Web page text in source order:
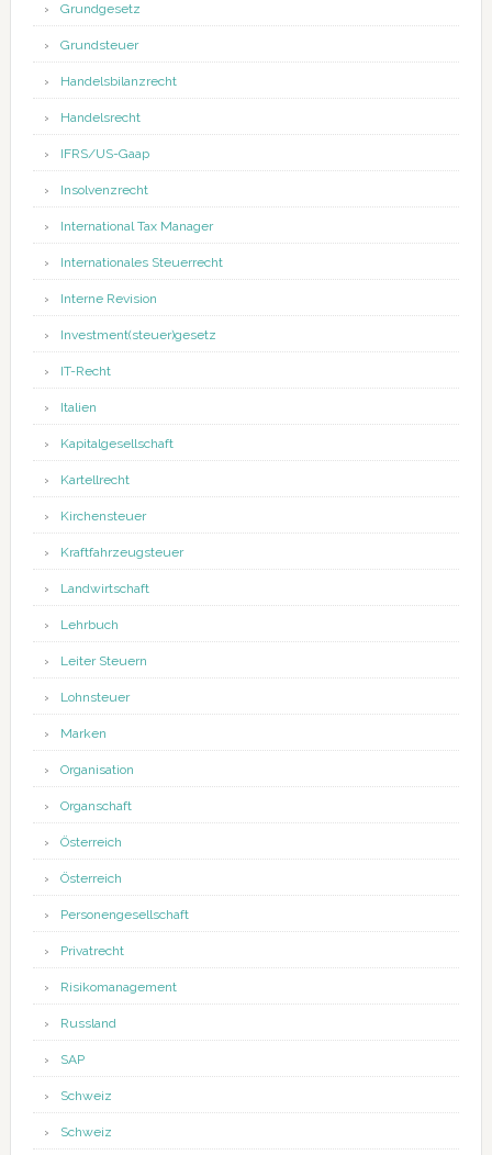
Grundgesetz
Grundsteuer
Handelsbilanzrecht
Handelsrecht
IFRS/US-Gaap
Insolvenzrecht
International Tax Manager
Internationales Steuerrecht
Interne Revision
Investment(steuer)gesetz
IT-Recht
Italien
Kapitalgesellschaft
Kartellrecht
Kirchensteuer
Kraftfahrzeugsteuer
Landwirtschaft
Lehrbuch
Leiter Steuern
Lohnsteuer
Marken
Organisation
Organschaft
Österreich
Österreich
Personengesellschaft
Privatrecht
Risikomanagement
Russland
SAP
Schweiz
Schweiz